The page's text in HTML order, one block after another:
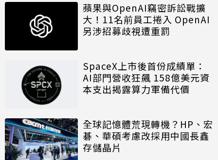
蘋果與OpenAI竊密訴訟戰擴
大！11名前員工捲入 OpenAI
另涉招募歧視遭重罰
SpaceX上市後首份成績單：
AI部門營收狂飆 158億美元資
本支出揭露算力軍備代價
全球記憶體荒現轉機？HP、宏
碁、華碩考慮改採用中國長鑫
存儲晶片